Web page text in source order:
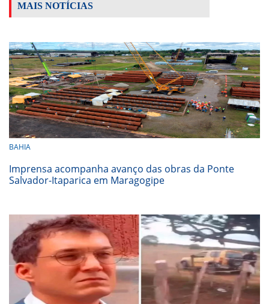
MAIS NOTÍCIAS
BAHIA
Imprensa acompanha avanço das obras da Ponte
Salvador-Itaparica em Maragogipe